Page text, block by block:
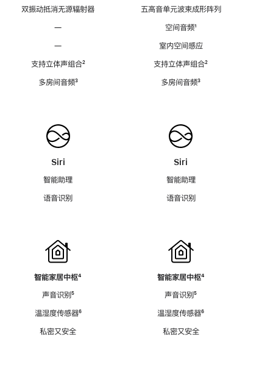
双振动抵消无源辐射器
—
—
支持立体声组合脚
²
多房间音频脚
³
Siri
智能助理
语音识别
智能家居中枢脚
⁴
声音识别脚
⁵
温湿度传感器脚
⁶
私密又安全
五高音单元波束成形阵列
空间音频脚
¹
室内空间感应
支持立体声组合脚
²
多房间音频脚
³
Siri
智能助理
语音识别
智能家居中枢脚
⁴
声音识别脚
⁵
温湿度传感器脚
⁶
私密又安全